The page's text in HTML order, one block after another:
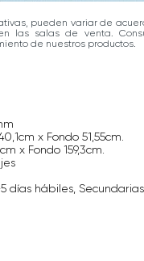
pueden variar de
las salas de venta.
de nuestros productos.
x Fondo 51,55cm.
x Fondo 159,3cm.
días hábiles,